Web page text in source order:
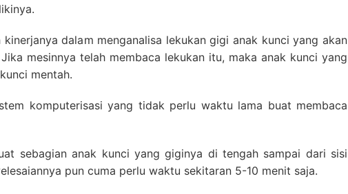
dalam menganalisa lekukan gigi anak kunci yang akan
mesinnya telah membaca lekukan itu, maka anak kunci yang
mentah.
komputerisasi yang tidak perlu waktu lama buat membaca
sebagian anak kunci yang giginya di tengah sampai dari sisi
pun cuma perlu waktu sekitaran 5-10 menit saja.